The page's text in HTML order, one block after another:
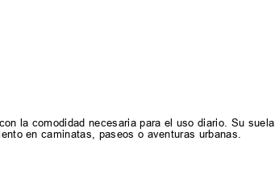
la comodidad necesaria para el uso diario. Su suela
en caminatas, paseos o aventuras urbanas.